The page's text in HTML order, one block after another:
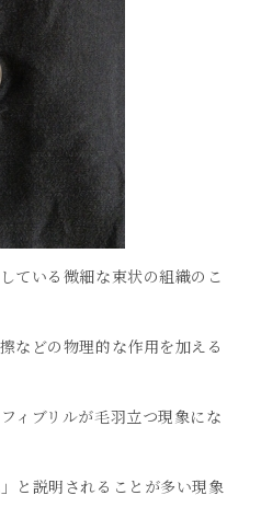
ている微細な束状の組織のこ
などの物理的な作用を加える
ィブリルが毛羽立つ現象にな
と説明されることが多い現象